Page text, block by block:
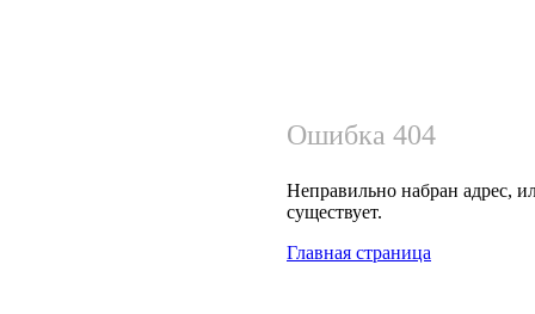
Ошибка 404
Неправильно набран адрес,
существует.
Главная страница